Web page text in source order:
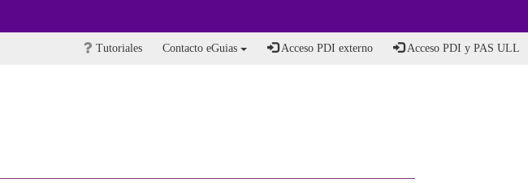
Tutoriales Contacto eGuias Acceso PDI externo Acceso PDI y PAS ULL